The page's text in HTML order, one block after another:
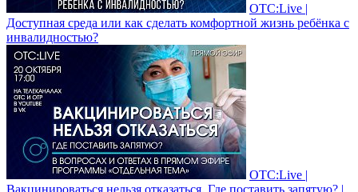
ОТС:Live |
Доступная среда или как сделать комфортной жизнь ребёнка с
инвалидностью?
ОТС:Live |
Вакцинироваться нельзя отказаться. Где поставить запятую? |